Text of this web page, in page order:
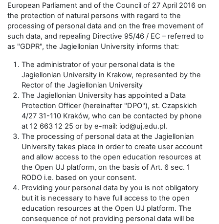
European Parliament and of the Council of 27 April 2016 on
the protection of natural persons with regard to the
processing of personal data and on the free movement of
such data, and repealing Directive 95/46 / EC – referred to
as "GDPR", the Jagiellonian University informs that:
The administrator of your personal data is the
Jagiellonian University in Krakow, represented by the
Rector of the Jagiellonian University
The Jagiellonian University has appointed a Data
Protection Officer (hereinafter "DPO"), st. Czapskich
4/27 31-110 Kraków, who can be contacted by phone
at 12 663 12 25 or by e-mail: iod@uj.edu.pl.
The processing of personal data at the Jagiellonian
University takes place in order to create user account
and allow access to the open education resources at
the Open UJ platform, on the basis of Art. 6 sec. 1
RODO i.e. based on your consent.
Providing your personal data by you is not obligatory
but it is necessary to have full access to the open
education resources at the Open UJ platform. The
consequence of not providing personal data will be